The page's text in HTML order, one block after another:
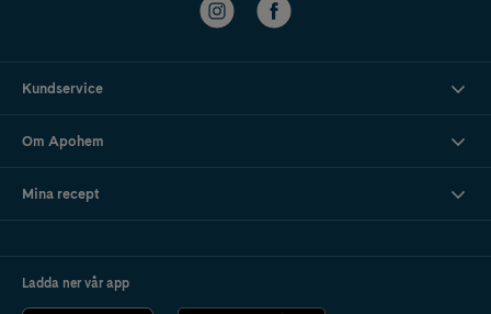
Kundservice
Om Apohem
Mina recept
Ladda ner vår app